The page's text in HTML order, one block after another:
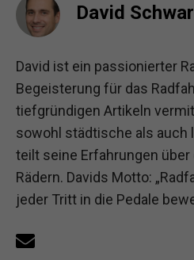
David
David ist ein passionierter
Begeisterung für das
tiefgründigen Artikeln
sowohl städtische als auch
teilt seine Erfahrungen
Rädern. Davids Motto:
jeder Tritt in die Pedale